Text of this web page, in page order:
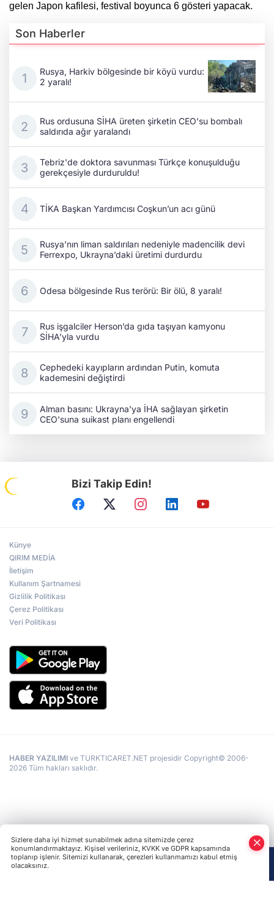
gelen Japon kafilesi, festival boyunca 6 gösteri yapacak.
Son Haberler
Rusya, Harkiv bölgesinde bir köyü vurdu:
2 yaralı!
Rus ordusuna SİHA üreten şirketin CEO'su bombalı
saldırıda ağır yaralandı
Tebriz'de doktora savunması Türkçe konuşulduğu
gerekçesiyle durduruldu!
TİKA Başkan Yardımcısı Coşkun’un acı günü
Rusya’nın liman saldırıları nedeniyle madencilik devi
Ferrexpo, Ukrayna’daki üretimi durdurdu
Odesa bölgesinde Rus terörü: Bir ölü, 8 yaralı!
Rus işgalciler Herson’da gıda taşıyan kamyonu
SİHA’yla vurdu
Cephedeki kayıpların ardından Putin, komuta
kademesini değiştirdi
Alman basını: Ukrayna'ya İHA sağlayan şirketin
CEO'suna suikast planı engellendi
Bizi Takip Edin!
Künye
QIRIM MEDİA
İletişim
Kullanım Şartnamesi
Gizlilik Politikası
Çerez Politikası
Veri Politikası
HABER YAZILIMI ve TURKTICARET.NET projesidir Copyright© 2006-
2026 Tüm hakları saklıdır.
Sizlere daha iyi hizmet sunabilmek adına sitemizde çerez
konumlandırmaktayız. Kişisel verileriniz, KVKK ve GDPR kapsamında
toplanıp işlenir. Sitemizi kullanarak, çerezleri kullanmamızı kabul etmiş
olacaksınız.